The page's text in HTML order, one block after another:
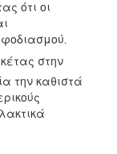
ότι οι
στην
την καθιστά